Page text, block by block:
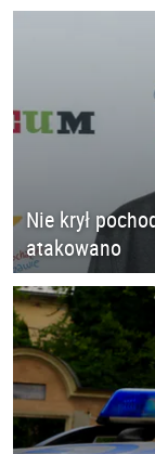
Nie krył
atakowano